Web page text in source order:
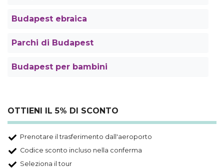
Budapest ebraica
Parchi di Budapest
Budapest per bambini
OTTIENI IL 5% DI SCONTO
Prenotare il trasferimento dall'aeroporto
Codice sconto incluso nella conferma
Seleziona il tour